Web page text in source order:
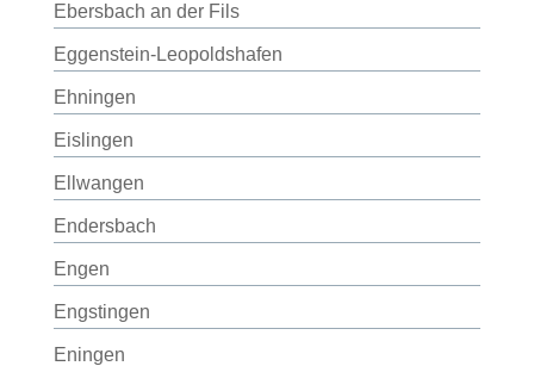
Ebersbach an der Fils
Eggenstein-Leopoldshafen
Ehningen
Eislingen
Ellwangen
Endersbach
Engen
Engstingen
Eningen